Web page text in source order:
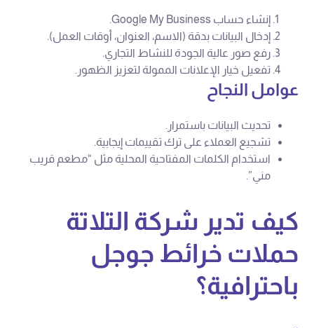
إنشاء حساب Google My Business.
إدخال البيانات بدقة (الاسم، العنوان، أوقات العمل).
رفع صور عالية الجودة للنشاط التجاري.
تفعيل خيار الإعلانات الممولة لتعزيز الظهور.
عوامل النجاح
تحديث البيانات باستمرار.
تشجيع العملاء على ترك تقييمات إيجابية.
استخدام الكلمات المفتاحية المحلية مثل “مطعم قريب
مني”.
كيف تدير شركة التلاتة
حملات خرائط جوجل
باحترافية؟